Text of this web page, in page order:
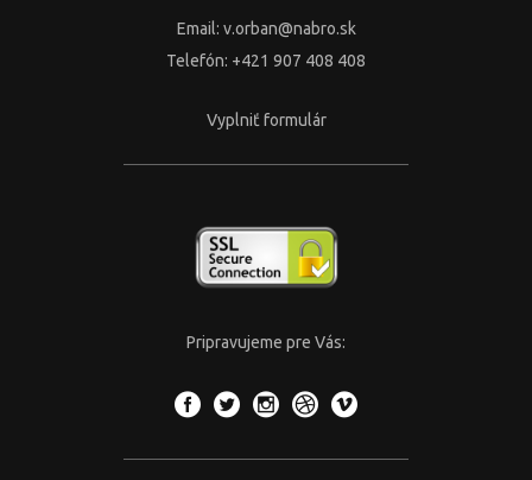
Email: v.orban@nabro.sk
Telefón: +421 907 408 408
Vyplniť formulár
Pripravujeme pre Vás: